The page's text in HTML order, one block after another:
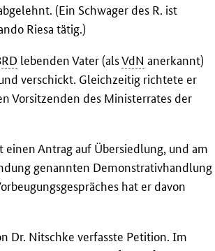
(Ein Schwager des R. ist
Riesa tätig.)
lebenden Vater (alsVdN anerkannt)
verschickt. Gleichzeitig richtete er
Vorsitzenden des Ministerrates der
einen Antrag auf Übersiedlung, und am
genannten Demonstrativhandlung
hat er davon
Dr. Nitschke verfasste Petition. Im